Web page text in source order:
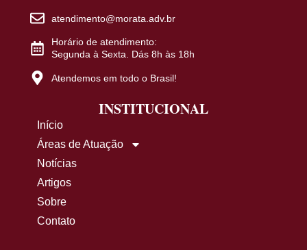
atendimento@morata.adv.br
Horário de atendimento:
Segunda à Sexta. Dás 8h às 18h
Atendemos em todo o Brasil!
INSTITUCIONAL
Início
Áreas de Atuação
Notícias
Artigos
Sobre
Contato